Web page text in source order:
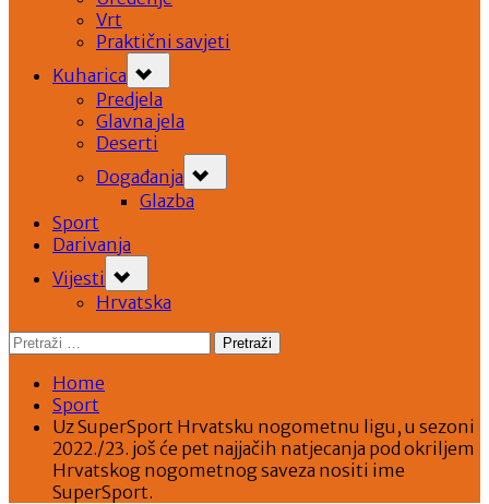
Vrt
Praktični savjeti
Kuharica
sub-
menu
Predjela
Glavna jela
Deserti
Događanja
sub-
menu
Glazba
Sport
Darivanja
Vijesti
sub-
menu
Hrvatska
Pretraži:
Home
Sport
Uz SuperSport Hrvatsku nogometnu ligu, u sezoni
2022./23. još će pet najjačih natjecanja pod okriljem
Hrvatskog nogometnog saveza nositi ime
SuperSport.